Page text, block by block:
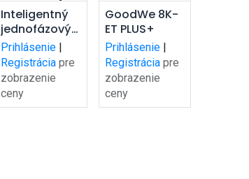
Pridať do
košíka
Inteligentný
jednofázový
elektromer
Goodwe
GM1000
Prihlásenie|
Registrácia pre
zobrazenie
ceny
Pridať do
košíka
GoodWe 8K-
ET PLUS+
Prihlásenie|
Registrácia pre
zobrazenie
ceny